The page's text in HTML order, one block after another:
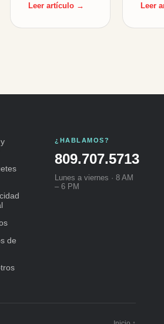
Leer artículo → Leer
de
¿HABLAMOS?
809.707.5713
Lunes a viernes · 8 AM
– 6 PM